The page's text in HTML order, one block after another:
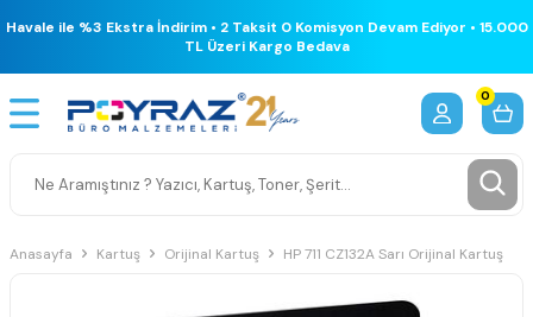
Havale ile %3 Ekstra İndirim • 2 Taksit 0 Komisyon Devam Ediyor • 15.000
TL Üzeri Kargo Bedava
0
Anasayfa Kartuş Orijinal Kartuş HP 711 CZ132A Sarı Orijinal Kartuş